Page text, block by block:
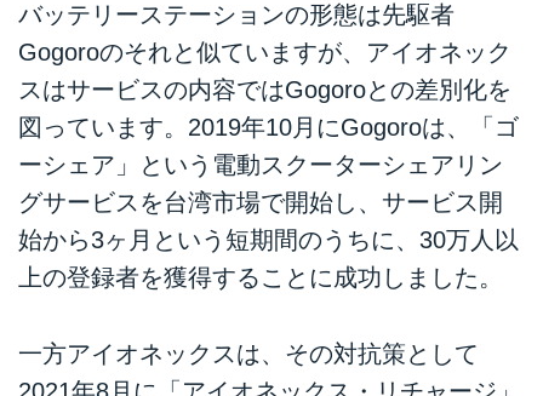
バッテリーステーションの形態は先駆者
Gogoroのそれと似ていますが、アイオネック
スはサービスの内容ではGogoroとの差別化を
図っています。2019年10月にGogoroは、「ゴ
ーシェア」という電動スクーターシェアリン
グサービスを台湾市場で開始し、サービス開
始から3ヶ月という短期間のうちに、30万人以
上の登録者を獲得することに成功しました。
一方アイオネックスは、その対抗策として